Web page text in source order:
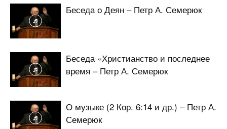
Беседа о Деян – Петр А. Семерюк
Беседа «Христианство и последнее
время – Петр А. Семерюк
О музыке (2 Кор. 6:14 и др.) – Петр А.
Семерюк